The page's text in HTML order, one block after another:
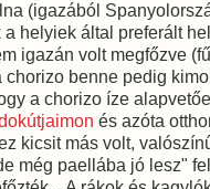
(igazából
helyiek által preferált
igazán volt megfőzve
chorizo benne pedig
a chorizo íze
és azóta
kicsit más volt,
még paellába jó lesz"